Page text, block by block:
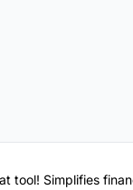
tool! Simplifies